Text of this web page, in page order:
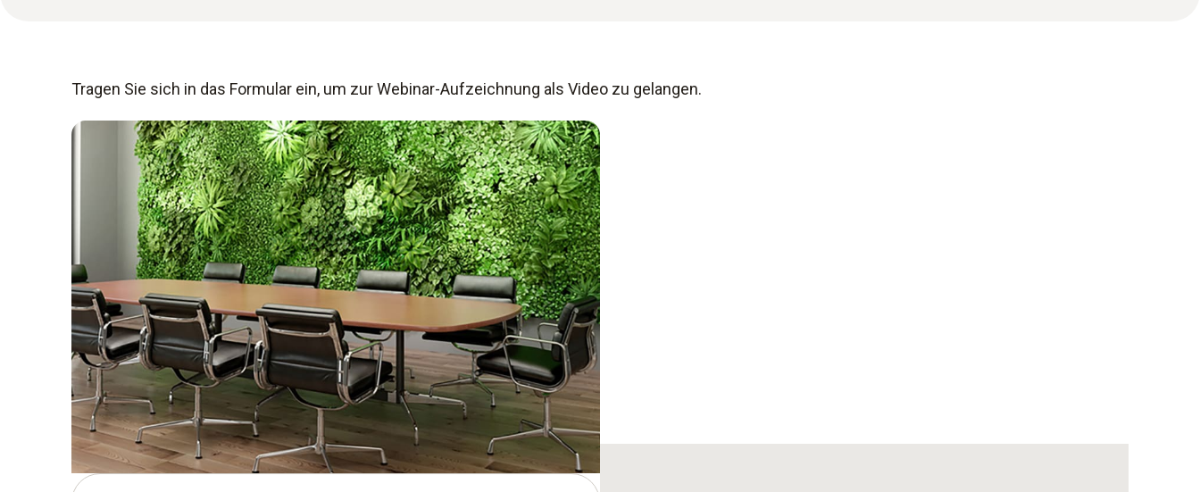
Tragen Sie sich in das Formular ein, um zur Webinar-Aufzeichnung als Video zu gelangen.